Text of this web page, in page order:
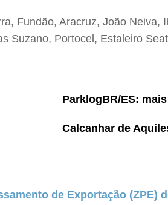
Fundão, Aracruz, João
Suzano, Portocel, Estaleiro
ParklogBR/ES:
Calcanhar de
de Exportação (ZPE)